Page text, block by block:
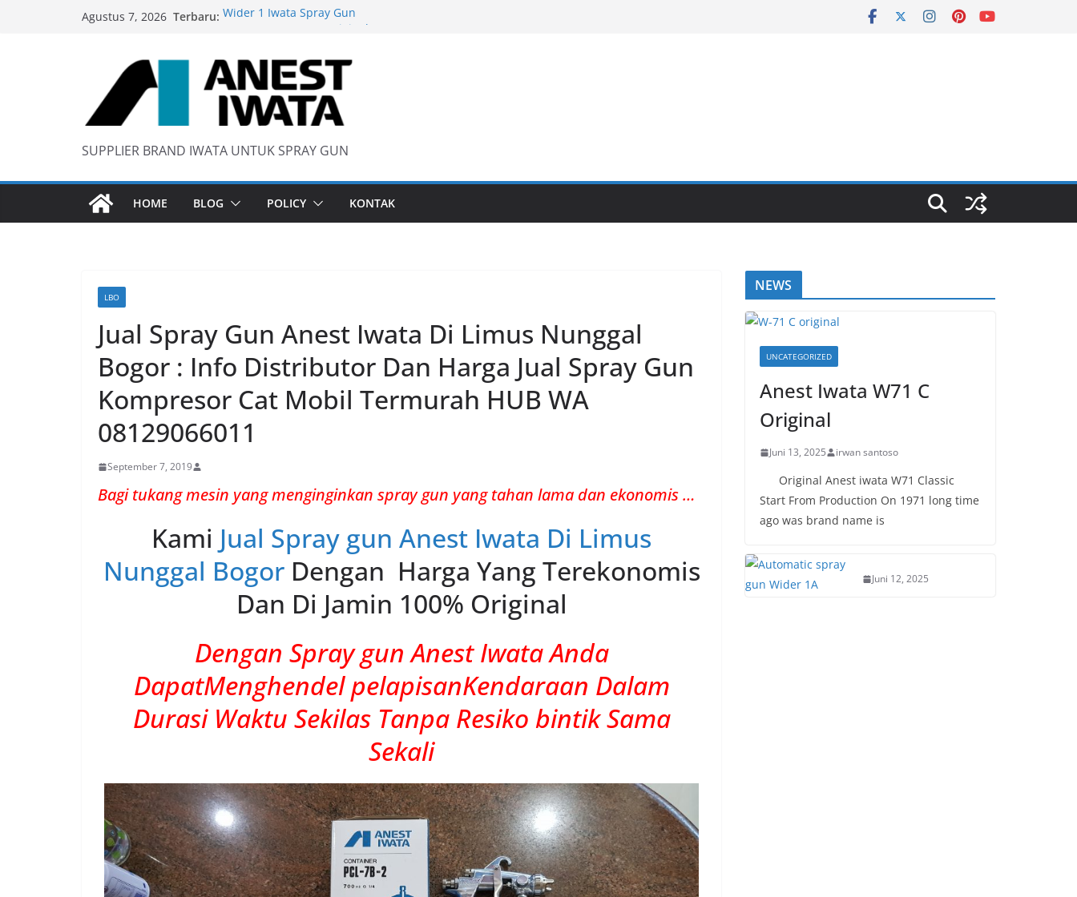
Agustus 7, 2026 Terbaru: Wider 1 Iwata Spray Gun
anti static spray gun
Iwata W 71 New Model ….Last generation…
SUPPLIER BRAND IWATA UNTUK SPRAY GUN
HOME BLOG POLICY KONTAK
LBO
Jual Spray Gun Anest Iwata Di Limus Nunggal
Bogor : Info Distributor Dan Harga Jual Spray Gun
Kompresor Cat Mobil Termurah HUB WA
08129066011
September 7, 2019
Bagi tukang mesin yang menginginkan spray gun yang tahan lama dan ekonomis …
Kami Jual Spray gun Anest Iwata Di Limus
Nunggal BogorDengan Harga Yang Terekonomis
Dan Di Jamin 100% Original
Dengan Spray gun Anest Iwata Anda
DapatMenghendel pelapisanKendaraan Dalam
Durasi Waktu Sekilas Tanpa Resiko bintik Sama
Sekali
NEWS
UNCATEGORIZED
Anest Iwata W71 C
Original
Juni 13, 2025 irwan santoso
Original Anest iwata W71 Classic
Start From Production On 1971 long time
ago was brand name is
Juni 12, 2025